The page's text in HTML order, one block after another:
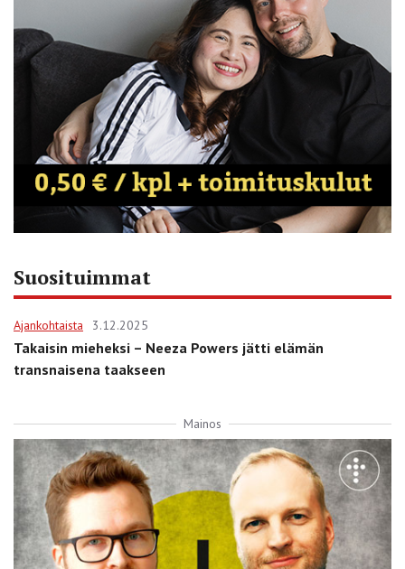
Suosituimmat
Ajankohtaista 3.12.2025
Takaisin mieheksi – Neeza Powers jätti elämän
transnaisena taakseen
Mainos